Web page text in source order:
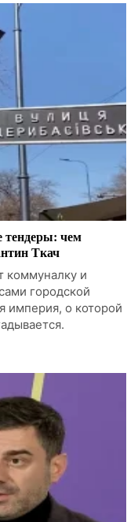
чем
Ткач
коммуналку и
городской
империя, о которой